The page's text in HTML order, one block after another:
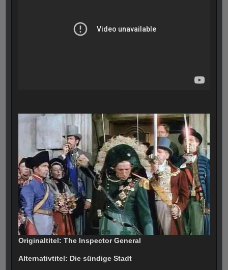
Originaltitel: The Inspector General
Alternativtitel: Die sündige Stadt